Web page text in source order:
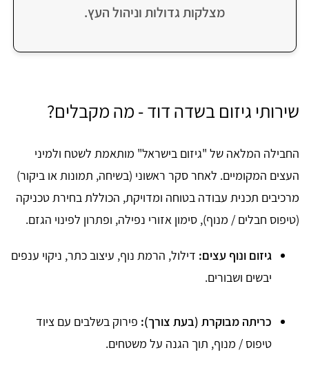
מצלקות גדולות וניהול העץ.
שירותי גיזום בשדה דוד - מה מקבלים?
החבילה המלאה של "גיזום בישראל" מותאמת לשטח ולמיני
העצים המקומיים. לאחר סקר ראשוני (בשיחה, תמונות או ביקור)
מרכיבים תכנית עבודה בטוחה ומדויקת, הכוללת בחירת טכניקה
(טיפוס חבלים / מנוף), סימון אזורי נפילה, ופתרון לפינוי הגזם.
גיזום ונוף עצים: דילול, הרמת נוף, עיצוב כתר, ניקוי ענפים
יבשים ושבורים.
כריתה מבוקרת (בעת צורך): פירוק בשלבים עם ציוד
טיפוס / מנוף, תוך הגנה על משטחים.